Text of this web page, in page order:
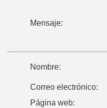
Mensaje:
Nombre:
Correo electrónico:
Página web: